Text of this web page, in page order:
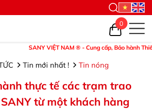
SANY VIỆT NAM ® - Cung cấp, Bảo hành Thiết
0
Tin mới nhất ! Tin nóng
thực tế các trạm trao
từ một khách hàng